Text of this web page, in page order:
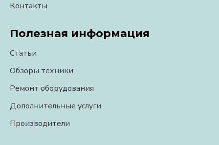
Контакты
Полезная информация
Статьи
Обзоры техники
Ремонт оборудования
Дополнительные услуги
Производители